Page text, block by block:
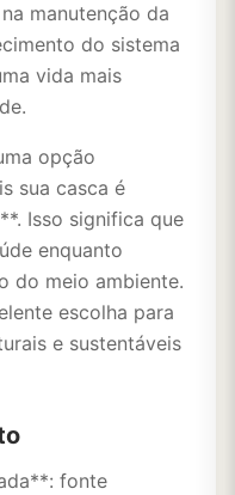
manutenção da
do sistema
vida mais
opção
sua casca é
Isso significa que
enquanto
do meio ambiente.
escolha para
e sustentáveis
fonte